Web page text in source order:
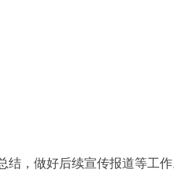
，做好后续宣传报道等工作